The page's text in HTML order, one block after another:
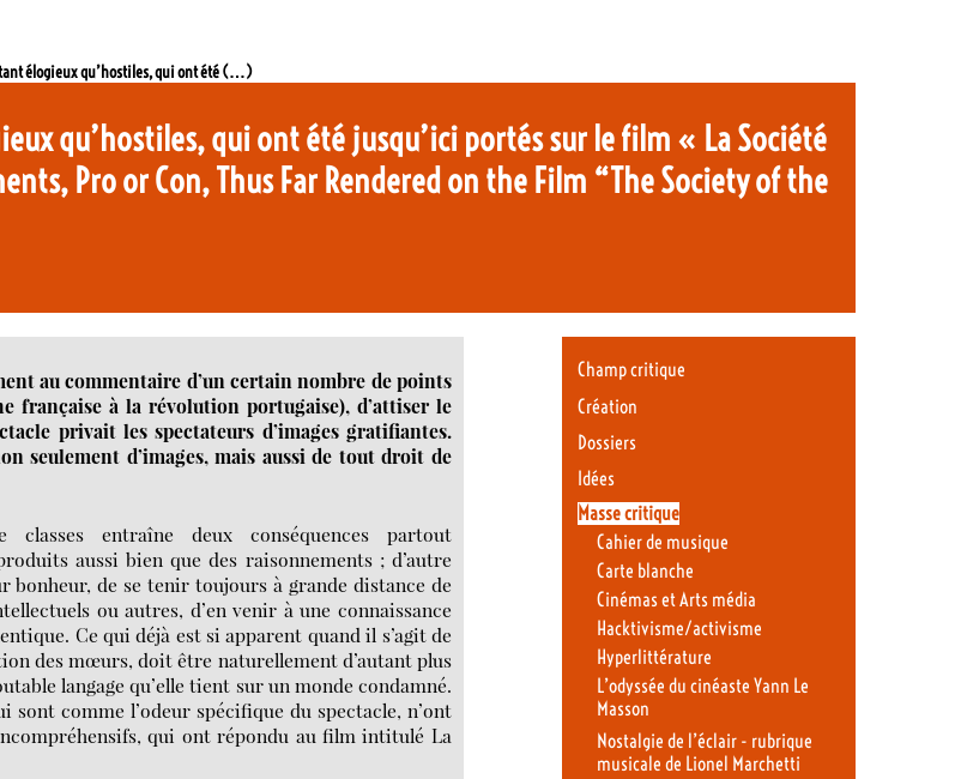
élogieux qu’hostiles, qui ont été (…)
qu’hostiles, qui ont été jusqu’ici portés sur le film « La Société
Pro or Con, Thus Far Rendered on the Film “The Society of the
au commentaire d’un certain nombre de points
française à la révolution portugaise), d’attiser le
privait les spectateurs d’images gratifiantes.
seulement d’images, mais aussi de tout droit de
classes entraîne deux conséquences partout
aussi bien que des raisonnements ; d’autre
de se tenir toujours à grande distance de
ou autres, d’en venir à une connaissance
Ce qui déjà est si apparent quand il s’agit de
des mœurs, doit être naturellement d’autant plus
langage qu’elle tient sur un monde condamné.
comme l’odeur spécifique du spectacle, n’ont
qui ont répondu au film intitulé La
Champ critique
Création
Dossiers
Idées
Masse critique
Cahier de musique
Carte blanche
Cinémas et Arts média
Hacktivisme/activisme
Hyperlittérature
L’odyssée du cinéaste Yann Le
Masson
Nostalgie de l’éclair - rubrique
musicale de Lionel Marchetti